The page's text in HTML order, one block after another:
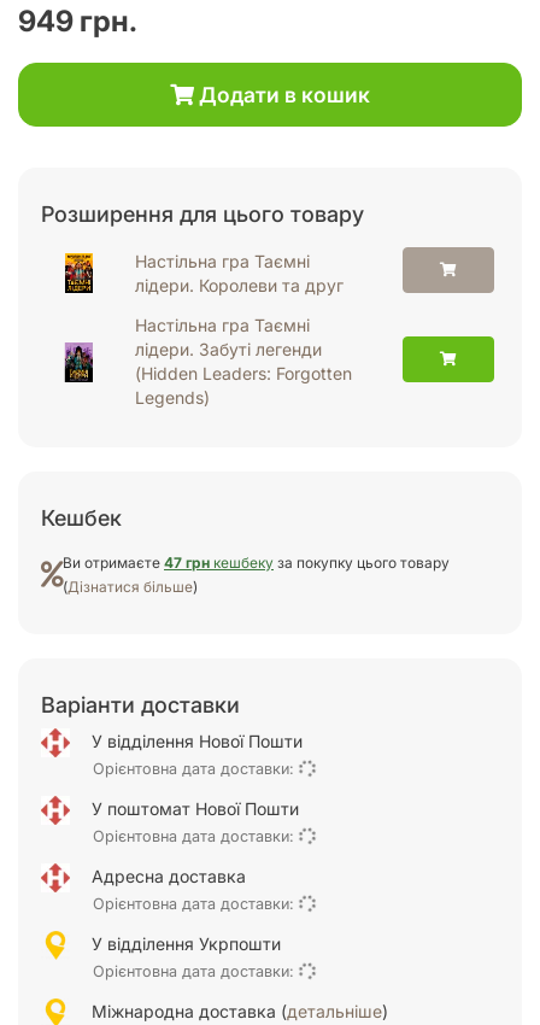
949 грн.
Додати в кошик
Розширення для цього товару
Настільна гра Таємні
лідери. Королеви та друг
Настільна гра Таємні
лідери. Забуті легенди
(Hidden Leaders: Forgotten
Legends)
Кешбек
Ви отримаєте 47 грн кешбеку за покупку цього товару
(Дізнатися більше)
Варіанти доставки
У відділення Нової Пошти
Орієнтовна дата доставки:
У поштомат Нової Пошти
Орієнтовна дата доставки:
Адресна доставка
Орієнтовна дата доставки:
У відділення Укрпошти
Орієнтовна дата доставки:
Міжнародна доставка (детальніше)